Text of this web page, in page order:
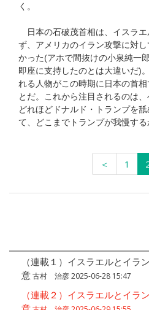
く。
日本の石破茂首相は、イスラ
ず、アメリカのイラン攻撃に対
かった(アホで間抜けの小泉純一
即座に支持したのとは大違いだ)
れる人物がこの時期に日本の首
とだ。これから注目されるのは
どれほどドナルド・トランプを
て、どこまでトランプが我慢す
＜ 1
（連載１）イスラエルとイラ
意古村 治彦 2025-06-28 15:47
（連載２）イスラエルとイラ